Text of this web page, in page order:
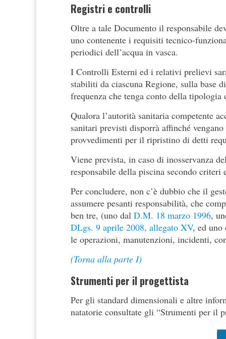
Registri e controlli
Oltre a tale Documento il responsabile
uno contenente i requisiti tecnico-
periodici dell’acqua in vasca.
I Controlli Esterni ed i relativi prelievi
stabiliti da ciascuna Regione, sulla base
frequenza che tenga conto della
Qualora l’autorità sanitaria competente
sanitari previsti disporrà affinché
provvedimenti per il ripristino di detti
Viene prevista, in caso di inosservanza
responsabile della piscina secondo
Per concludere, non c’è dubbio che il
assumere pesanti responsabilità, che
ben tre, (uno dal D.M. 18 marzo 1996,
DLgs. 9 aprile 2008, allegato XV, ed uno
le operazioni, manutenzioni, incidenti,
(Torna alla parte I)
Strumenti per il progettista
Per gli standard dimensionali e altre
natatorie consultate gli “Strumenti per il